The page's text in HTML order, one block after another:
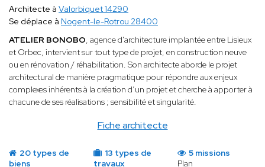
Fiche architecte
Architecte à Valorbiquet 14290
Se déplace à Nogent-le-Rotrou 28400
ATELIER BONOBO, agence d'architecture implantée entre Lisieux
et Orbec, intervient sur tout type de projet, en construction neuve
ou en rénovation / réhabilitation. Son architecte aborde le projet
architectural de manière pragmatique pour répondre aux enjeux
complexes inhérents à la création d’un projet et cherche à apporter à
chacune de ses réalisations ; sensibilité et singularité.
20 types de
biens
13 types de
travaux
5 missions
Plan